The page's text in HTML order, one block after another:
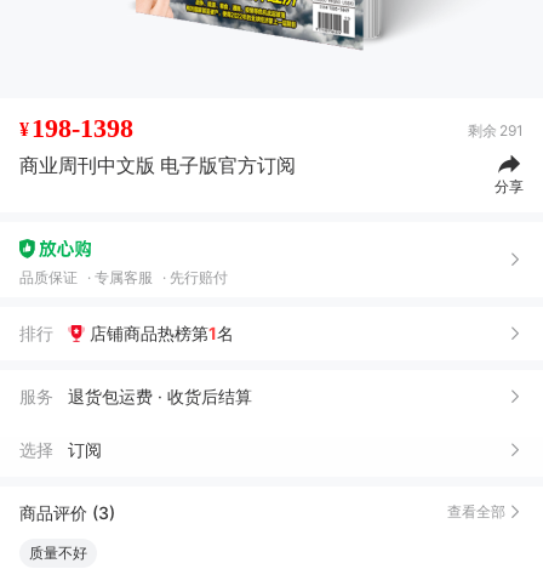
¥198-1398 剩余 291
商业周刊中文版 电子版官方订阅
分享
品质保证 专属客服 先行赔付
排行 店铺商品热榜第1名
服务 退货包运费 · 收货后结算
选择 订阅
商品评价 (3) 查看全部
质量不好